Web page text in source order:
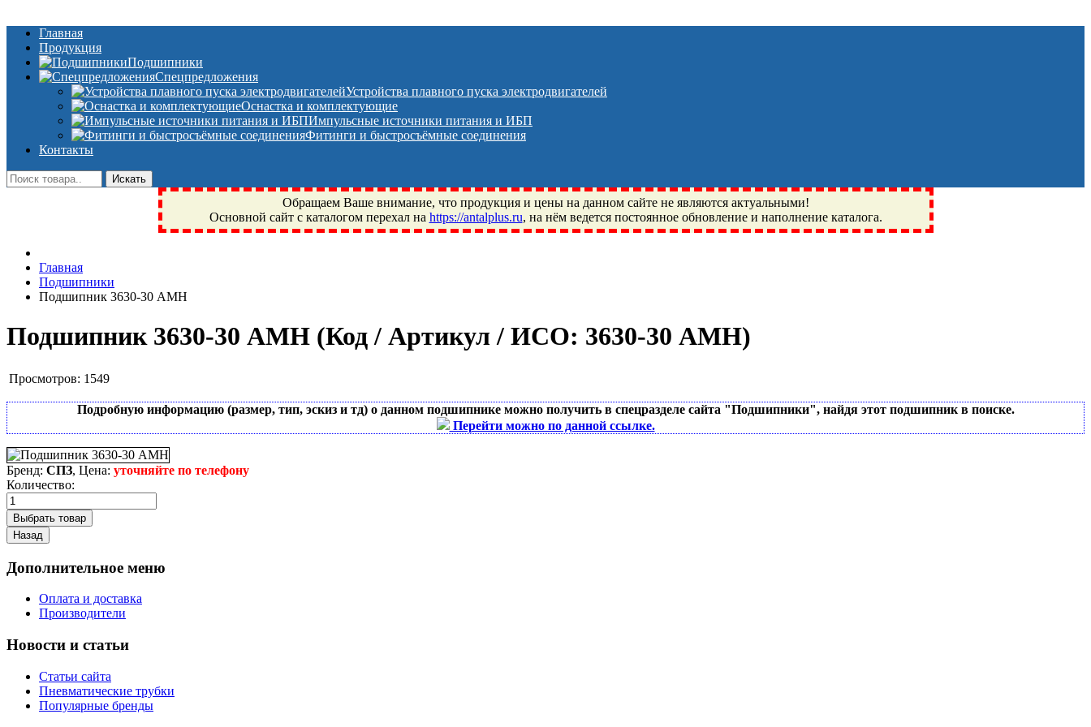
Главная
Продукция
Подшипники
Спецпредложения
Устройства плавного пуска электродвигателей
Оснастка и комплектующие
Импульсные источники питания и ИБП
Фитинги и быстросъёмные соединения
Контакты
Обращаем Ваше внимание, что продукция и цены на данном сайте не являются актуальными!
Основной сайт с каталогом перехал на https://antalplus.ru, на нём ведется постоянное обновление и наполнение каталога.
Фрязино, Антал+, плюс, Свердловский, Загорянский, Юбилейный, Щелково, Москва, Пушкино, Королёв, Балашиха, Фряново, Монино, Ивантеевка, подшипники, пневматика, метизы,
техника, сварочные аппараты, NIS, NSK, JED, KPT, NXZ, ГПЗ, Neutral, WHX, ZWZ, CRAFT, СПЗ-4, NECTECH, KG, LQY, DPI, BSN, SPZ, РФ, BMZ, ХАРП, CX, РОЛТОМ, APZ, FBJ, KYK,
NTN, SKF, купить, заказать
Главная
Подшипники
Подшипник 3630-30 АМН
Подшипник 3630-30 АМН (Код / Артикул / ИСО: 3630-30 АМН)
Просмотров: 1549
Подробную информацию (размер, тип, эскиз и тд) о данном подшипнике можно получить в спецразделе сайта "Подшипники", найдя этот подшипник в поиске.
Перейти можно по данной ссылке.
Бренд: СПЗ, Цена: уточняйте по телефону
Количество:
Дополнительное меню
Оплата и доставка
Производители
Новости и статьи
Статьи сайта
Пневматические трубки
Популярные бренды